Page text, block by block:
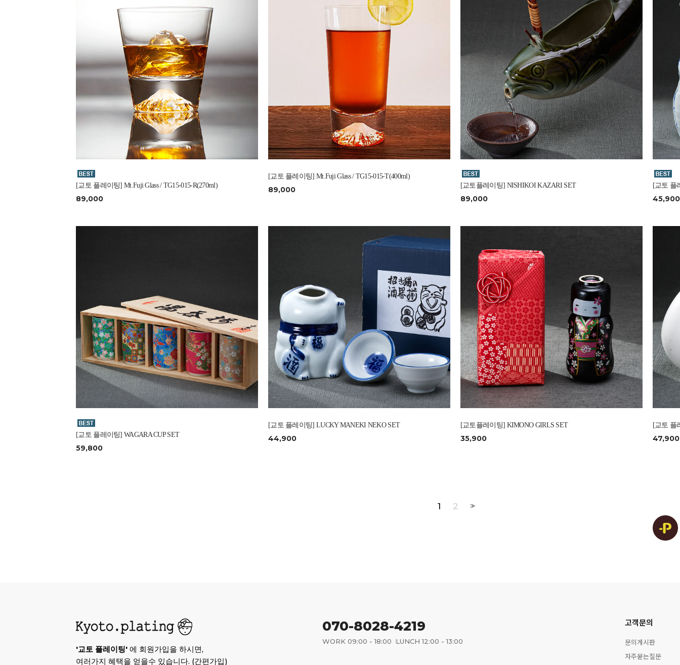
[교토 플레이팅] Mt.Fuji Glass / TG15-015-R(270ml)
89,000
[교토 플레이팅] Mt.Fuji Glass / TG15-015-T(400ml)
89,000 [교토플레이팅] NISHIKOI KAZARI SET
89,000
[교토 플
45,900
[교토 플레이팅] WAGARA CUP SET
59,800
[교토 플레이팅] LUCKY MANEKI NEKO SET
44,900
[교토플레이팅] KIMONO GIRLS SET
35,900
[교토 플
47,900
1 2 >>
'교토 플레이팅' 에 회원가입을 하시면,
여러가지 혜택을 얻을수 있습니다. (간편가입)
070-8028-4219
WORK 09:00 - 18:00 LUNCH 12:00 - 13:00
고객문의
문의게시판
자주묻는질문